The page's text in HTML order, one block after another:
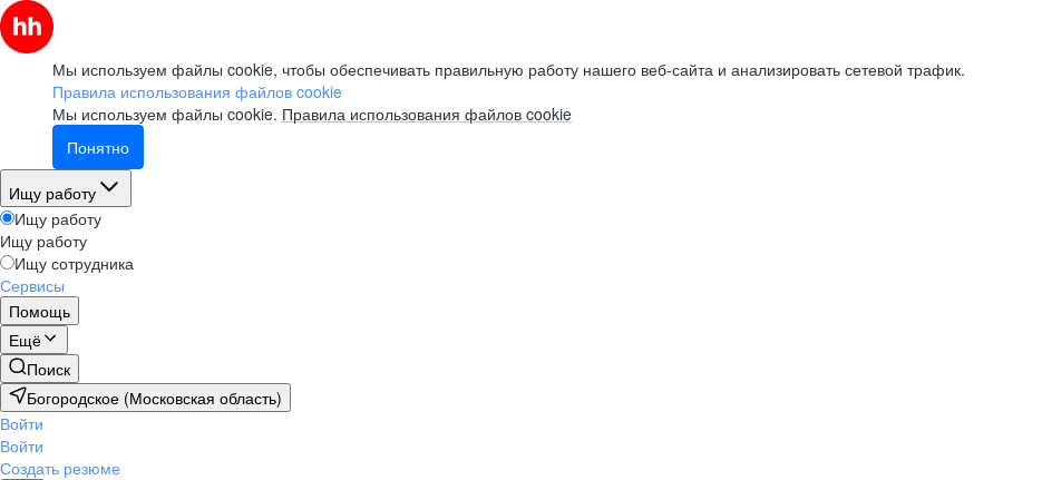
Мы используем файлы cookie, чтобы обеспечивать правильную работу нашего веб-сайта и анализировать сетевой трафик.
Правила использования файлов cookie
Мы используем файлы cookie. Правила использования файлов cookie
Понятно
Ищу работу
Ищу работу
Ищу работу
Ищу сотрудника
Сервисы
Помощь
Ещё
Поиск
Богородское (Московская область)
Войти
Войти
Создать резюме